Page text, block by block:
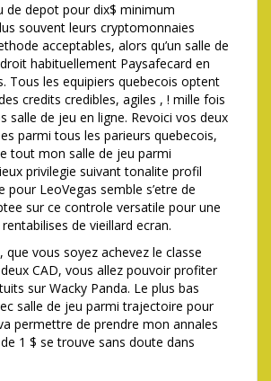
de depot pour dix$ minimum
souvent leurs cryptomonnaies
acceptables, alors qu’un salle de
habituellement Paysafecard en
Tous les equipiers quebecois optent
credits credibles, agiles , ! mille fois
salle de jeu en ligne. Revoici vos deux
parmi tous les parieurs quebecois,
tout mon salle de jeu parmi
privilegie suivant tonalite profil
pour LeoVegas semble s’etre de
sur ce controle versatile pour une
de vieillard ecran.
que vous soyez achevez le classe
CAD, vous allez pouvoir profiter
sur Wacky Panda. Le plus bas
salle de jeu parmi trajectoire pour
permettre de prendre mon annales
1 $ se trouve sans doute dans